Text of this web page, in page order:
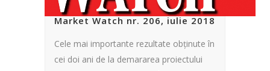
Market Watch nr. 206, iulie 2018
Cele mai importante rezultate obținute în
cei doi ani de la demararea proiectului